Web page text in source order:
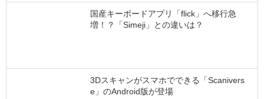
国産キーボードアプリ「flick」へ移行急
増！？「Simeji」との違いは？
3Dスキャンがスマホでできる「Scanivers
e」のAndroid版が登場